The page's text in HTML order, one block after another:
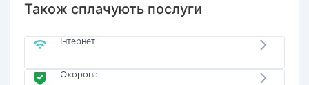
Також сплачують послуги
Інтернет
Охорона